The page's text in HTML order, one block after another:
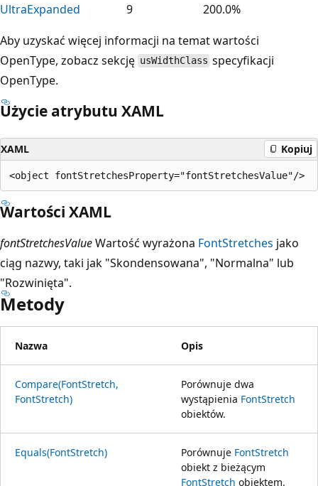
UltraExpanded
9
200.0%
Aby uzyskać więcej informacji na temat wartości
OpenType, zobacz sekcję usWidthClass specyfikacji
OpenType.
Użycie atrybutu XAML
XAML Kopiuj
Wartości XAML
fontStretchesValueWartość wyrażona FontStretches jako
ciąg nazwy, taki jak "Skondensowana", "Normalna" lub
"Rozwinięta".
Metody
Nazwa Opis
Compare(FontStretch,
FontStretch)
Porównuje dwa
wystąpienia FontStretch
obiektów.
Equals(FontStretch) Porównuje FontStretch
obiekt z bieżącym
FontStretch obiektem.